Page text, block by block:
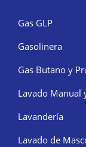
Gas GLP
Gasolinera
Gas Butano y
Lavado Manual
Lavandería
Lavado de